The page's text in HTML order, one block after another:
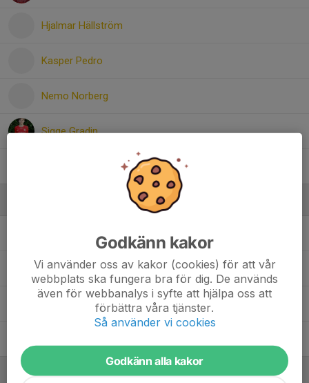
Hjalmar Hällström
Kasper Pedro
Nemo Norberg
Sigge Gradin
Andreas Andersson Lagledare/Sportkommité
Marcus OlssonTränare
Markus MossbergMålvaktstränare
Godkänn kakor
Vi använder oss av kakor (cookies) för att vår
webbplats ska fungera bra för dig. De används
även för webbanalys i syfte att hjälpa oss att
förbättra våra tjänster.
Så använder vi cookies
Godkänn alla kakor